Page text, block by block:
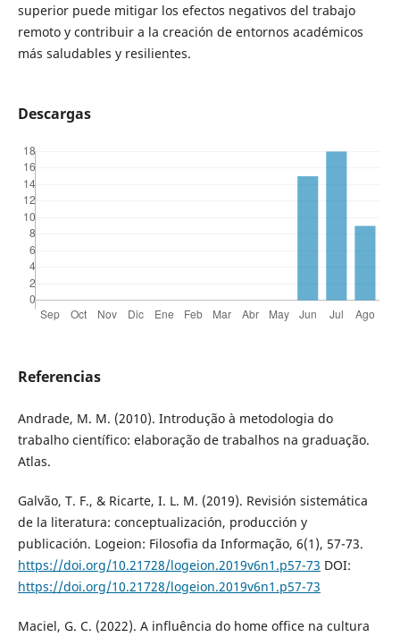
superior puede mitigar los efectos negativos del trabajo
remoto y contribuir a la creación de entornos académicos
más saludables y resilientes.
Descargas
Referencias
Andrade, M. M. (2010). Introdução à metodologia do
trabalho científico: elaboração de trabalhos na graduação.
Atlas.
Galvão, T. F., & Ricarte, I. L. M. (2019). Revisión sistemática
de la literatura: conceptualización, producción y
publicación. Logeion: Filosofia da Informação, 6(1), 57-73.
https://doi.org/10.21728/logeion.2019v6n1.p57-73 DOI:
https://doi.org/10.21728/logeion.2019v6n1.p57-73
Maciel, G. C. (2022). A influência do home office na cultura